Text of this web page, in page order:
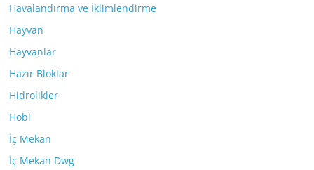
Havalandırma ve İklimlendirme
Hayvan
Hayvanlar
Hazır Bloklar
Hidrolikler
Hobi
İç Mekan
İç Mekan Dwg